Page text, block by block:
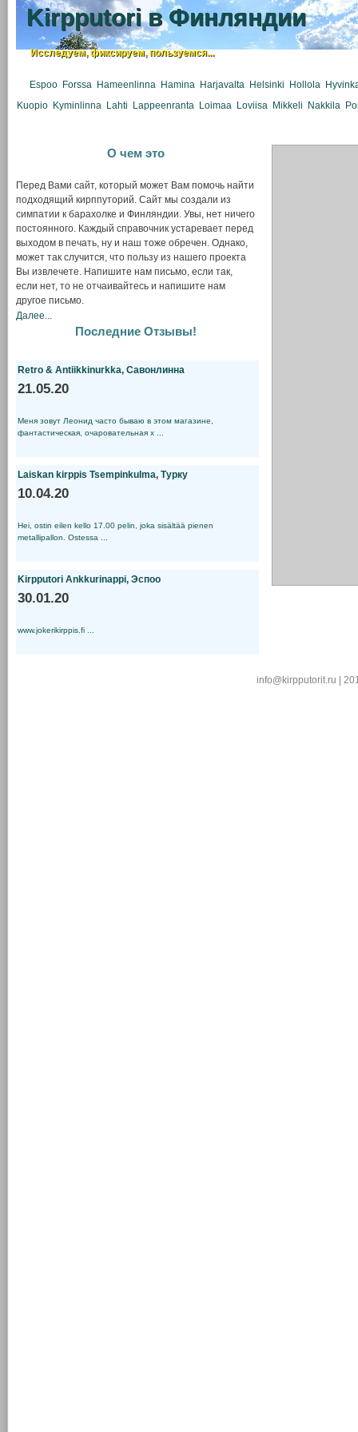
Kirpputori в Финляндии
Исследуем, фиксируем, пользуемся...
Espoo Forssa Hameenlinna Hamina Harjavalta Helsinki Hollola
Kuopio Kyminlinna Lahti Lappeenranta Loimaa Loviisa Mikkeli Nakkila
О чем это
Перед Вами сайт, который может Вам помочь найти
подходящий кирппуторий. Сайт мы создали из
симпатии к барахолке и Финляндии. Увы, нет ничего
постоянного. Каждый справочник устаревает перед
выходом в печать, ну и наш тоже обречен. Однако,
может так случится, что пользу из нашего проекта
Вы извлечете. Напишите нам письмо, если так,
если нет, то не отчаивайтесь и напишите нам
другое письмо.
Далее...
Последние Отзывы!
Retro & Antiikkinurkka, Савонлинна
21.05.20
Меня зовут Леонид часто бываю в этом магазине,
фантастическая, очаровательная х ...
Laiskan kirppis Tsempinkulma, Турку
10.04.20
Hei, ostin eilen kello 17.00 pelin, joka sisältää pienen
metallipallon. Ostessa ...
Kirpputori Ankkurinappi, Эспоо
30.01.20
www.jokerikirppis.fi ...
info@kirpputorit.ru |